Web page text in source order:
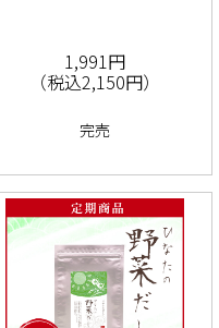
1,991円
（税込2,150円）
完売